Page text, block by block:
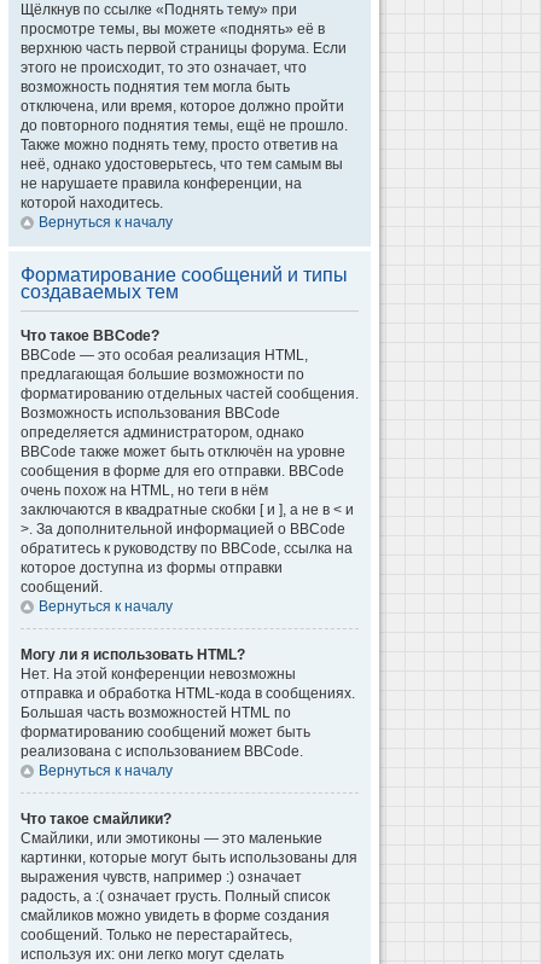
Щёлкнув по ссылке «Поднять тему» при
просмотре темы, вы можете «поднять» её в
верхнюю часть первой страницы форума. Если
этого не происходит, то это означает, что
возможность поднятия тем могла быть
отключена, или время, которое должно пройти
до повторного поднятия темы, ещё не прошло.
Также можно поднять тему, просто ответив на
неё, однако удостоверьтесь, что тем самым вы
не нарушаете правила конференции, на
которой находитесь.
Вернуться к началу
Форматирование сообщений и типы
создаваемых тем
Что такое BBCode?
BBCode — это особая реализация HTML,
предлагающая большие возможности по
форматированию отдельных частей сообщения.
Возможность использования BBCode
определяется администратором, однако
BBCode также может быть отключён на уровне
сообщения в форме для его отправки. BBCode
очень похож на HTML, но теги в нём
заключаются в квадратные скобки [ и ], а не в < и
>. За дополнительной информацией о BBCode
обратитесь к руководству по BBCode, ссылка на
которое доступна из формы отправки
сообщений.
Вернуться к началу
Могу ли я использовать HTML?
Нет. На этой конференции невозможны
отправка и обработка HTML-кода в сообщениях.
Большая часть возможностей HTML по
форматированию сообщений может быть
реализована с использованием BBCode.
Вернуться к началу
Что такое смайлики?
Смайлики, или эмотиконы — это маленькие
картинки, которые могут быть использованы для
выражения чувств, например :) означает
радость, а :( означает грусть. Полный список
смайликов можно увидеть в форме создания
сообщений. Только не перестарайтесь,
используя их: они легко могут сделать